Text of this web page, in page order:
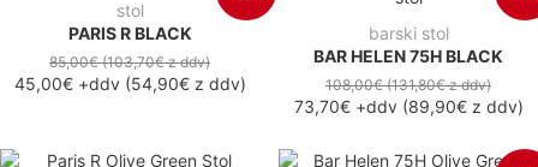
stol
PARIS R BLACK
85,00€(103,70€z ddv)
45,00€+ddv(54,90€z ddv)
barski stol
BAR HELEN 75H BLACK
108,00€(131,80€z ddv)
73,70€+ddv(89,90€z ddv)